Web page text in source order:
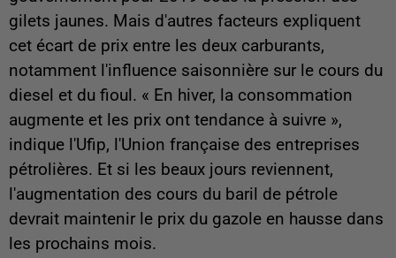
gilets jaunes. Mais d'autres facteurs expliquent
cet écart de prix entre les deux carburants,
notamment l'influence saisonnière sur le cours du
diesel et du fioul. « En hiver, la consommation
augmente et les prix ont tendance à suivre »,
indique l'Ufip, l'Union française des entreprises
pétrolières. Et si les beaux jours reviennent,
l'augmentation des cours du baril de pétrole
devrait maintenir le prix du gazole en hausse dans
les prochains mois.